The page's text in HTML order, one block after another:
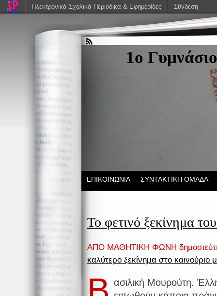
1ο
ΕΠΙΚΟΙΝΩΝΙΑ ΣΥΝΤΑΚΤΙΚΗ ΟΜΑΔΑ
Το φετινό ξεκίνημα
ΑΠΟ ΜΑΘΗΤΙΚΗ ΦΩΝΗ
καλύτερο ξεκίνημα στο καινούριο
ασιλική Mουρούτη.
Ηλεκτρονικά Σχολικά Περιοδικά & Εφημερίδες Σύνδεση